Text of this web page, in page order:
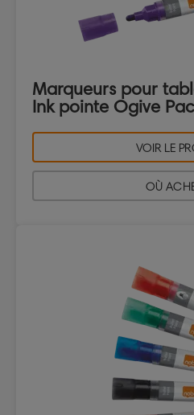
Marqueurs pour
Ink pointe Ogive
VOIR LE
OÙ